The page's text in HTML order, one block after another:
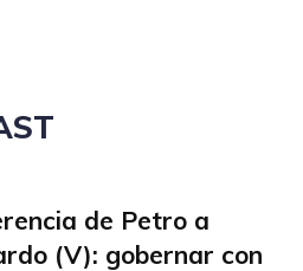
de Petro a
(V): gobernar con